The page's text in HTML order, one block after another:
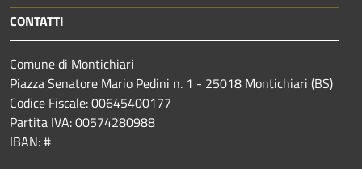
CONTATTI
Comune di Montichiari
Piazza Senatore Mario Pedini n. 1 - 25018 Montichiari (BS)
Codice Fiscale: 00645400177
Partita IVA: 00574280988
IBAN: #